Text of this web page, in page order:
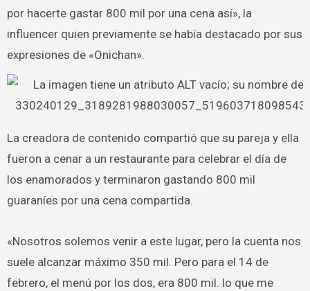
por hacerte gastar 800 mil por una cena así», la
influencer quien previamente se había destacado por sus
expresiones de «Onichan».
La creadora de contenido compartió que su pareja y ella
fueron a cenar a un restaurante para celebrar el día de
los enamorados y terminaron gastando 800 mil
guaraníes por una cena compartida.
«Nosotros solemos venir a este lugar, pero la cuenta nos
suele alcanzar máximo 350 mil. Pero para el 14 de
febrero, el menú por los dos, era 800 mil. lo que me